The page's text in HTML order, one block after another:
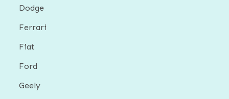
Dodge
Ferrari
Fiat
Ford
Geely